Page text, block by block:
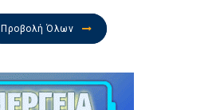
Προβολή Όλων